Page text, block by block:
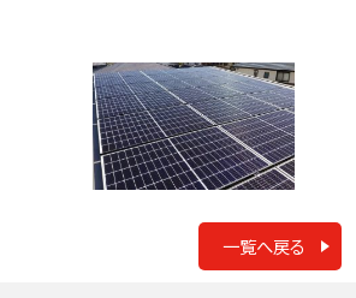
一覧へ戻る